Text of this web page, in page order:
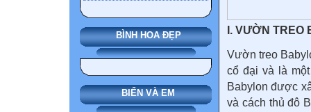
BÌNH HOA ĐẸP
BIỂN VÀ EM
I. VƯỜN TREO
Vườn treo
cổ đại và là
Babylon được
và cách thủ đô